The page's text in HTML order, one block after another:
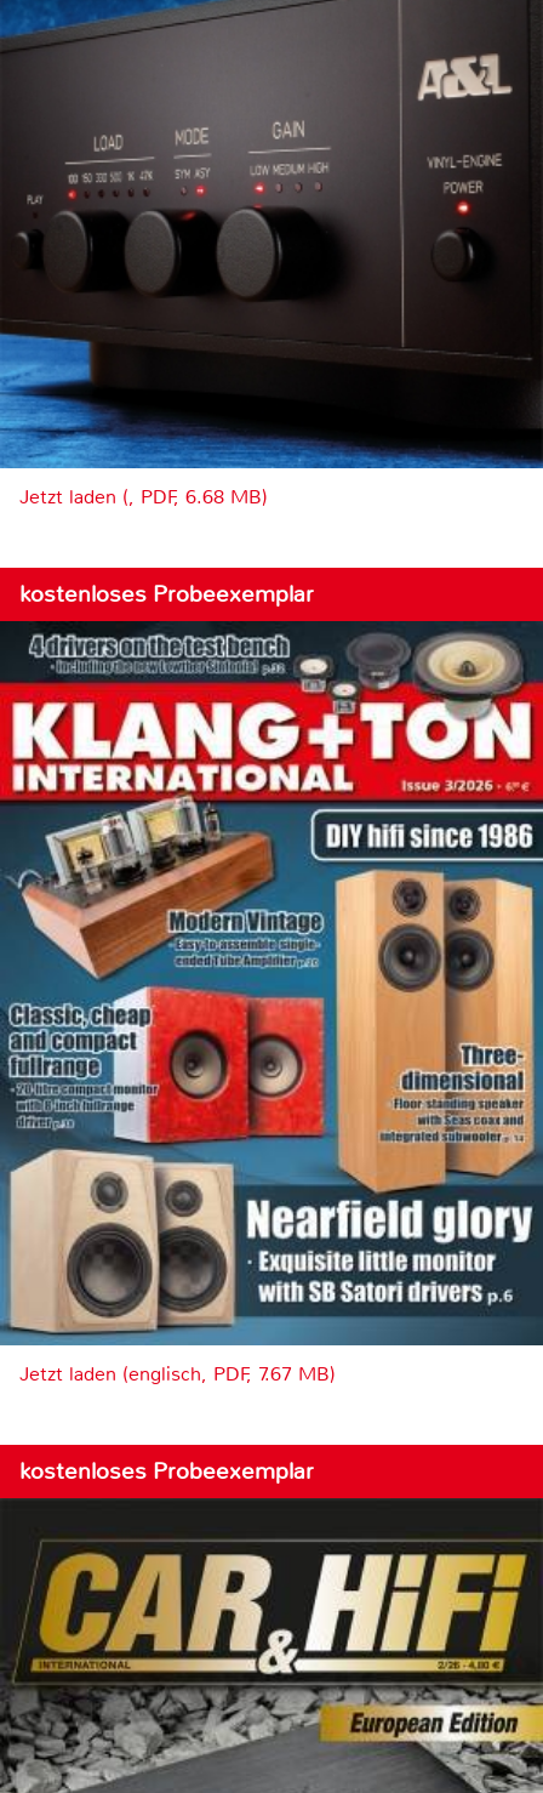
Jetzt laden (, PDF, 6.68 MB)
kostenloses Probeexemplar
Jetzt laden (englisch, PDF, 7.67 MB)
kostenloses Probeexemplar